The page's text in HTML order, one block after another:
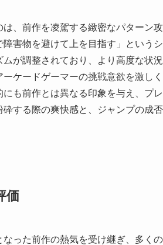
、前作を凌駕する緻密なパターン
害物を避けて上を目指す」という
が調整されており、より高度な状
ケードゲーマーの挑戦意欲を激し
も前作とは異なる印象を与え、プ
する際の爽快感と、ジャンプの成
価
った前作の熱気を受け継ぎ、多く